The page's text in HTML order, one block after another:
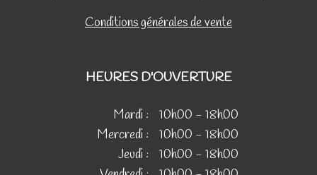
Conditions générales de vente
HEURES D'OUVERTURE
Mardi :
10h00 - 18h00
Mercredi :
10h00 - 18h00
Jeudi :
10h00 - 18h00